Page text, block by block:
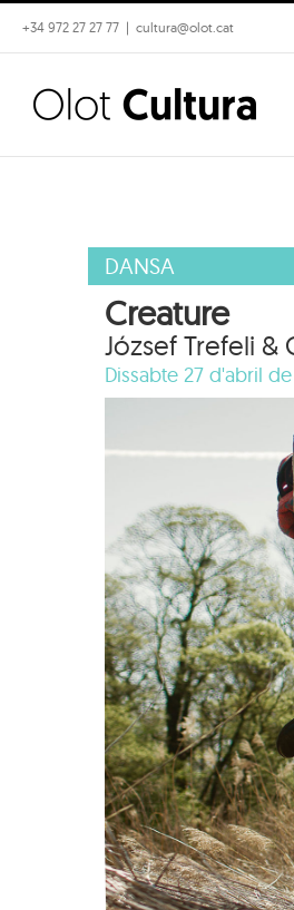
Skip
to
content
+34 972 27 27 77 | cultura@olot.cat
DANSA
Creature
József Trefeli &
Dissabte 27 d'abril de